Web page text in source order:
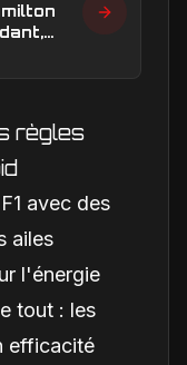
règles
avec des
ailes
l'énergie
tout : les
efficacité